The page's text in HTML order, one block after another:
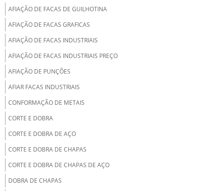
AFIAÇÃO DE FACAS DE GUILHOTINA
AFIAÇÃO DE FACAS GRAFICAS
AFIAÇÃO DE FACAS INDUSTRIAIS
AFIAÇÃO DE FACAS INDUSTRIAIS PREÇO
AFIAÇÃO DE PUNÇÕES
AFIAR FACAS INDUSTRIAIS
CONFORMAÇÃO DE METAIS
CORTE E DOBRA
CORTE E DOBRA DE AÇO
CORTE E DOBRA DE CHAPAS
CORTE E DOBRA DE CHAPAS DE AÇO
DOBRA DE CHAPAS